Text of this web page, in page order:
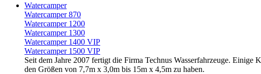
Watercamper
Watercamper 870
Watercamper 1200
Watercamper 1300
Watercamper 1400 VIP
Watercamper 1500 VIP
Seit dem Jahre 2007 fertigt die Firma Technus Wasserfahrzeuge.
den Größen von 7,7m x 3,0m bis 15m x 4,5m zu haben.